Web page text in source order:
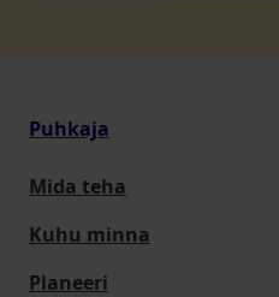
Puhkaja
Mida teha
Kuhu minna
Planeeri